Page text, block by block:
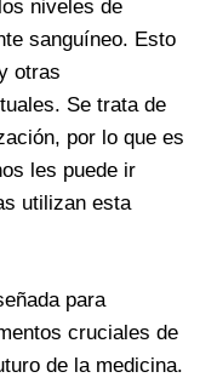
niveles de
sanguíneo. Esto
otras
Se trata de
por lo que es
les puede ir
utilizan esta
para
cruciales de
de la medicina.